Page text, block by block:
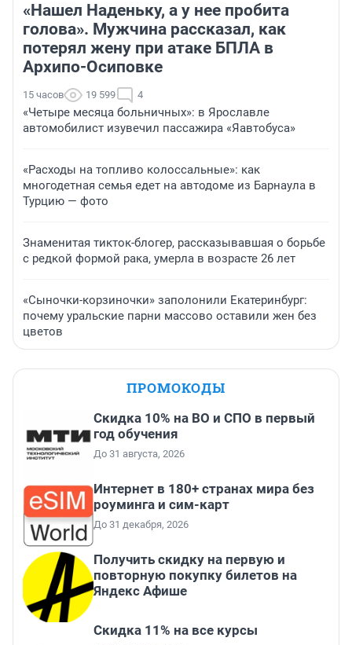
«Нашел Наденьку, а у нее пробита
голова». Мужчина рассказал, как
потерял жену при атаке БПЛА в
Архипо-Осиповке
15 часов 19 599 4
«Четыре месяца больничных»: в Ярославле
автомобилист изувечил пассажира «Яавтобуса»
«Расходы на топливо колоссальные»: как
многодетная семья едет на автодоме из Барнаула в
Турцию — фото
Знаменитая тикток-блогер, рассказывавшая о борьбе
с редкой формой рака, умерла в возрасте 26 лет
«Сыночки-корзиночки» заполонили Екатеринбург:
почему уральские парни массово оставили жен без
цветов
ПРОМОКОДЫ
Скидка 10% на ВО и СПО в первый
год обучения
До 31 августа, 2026
Интернет в 180+ странах мира без
роуминга и сим-карт
До 31 декабря, 2026
Получить скидку на первую и
повторную покупку билетов на
Яндекс Афише
Скидка 11% на все курсы